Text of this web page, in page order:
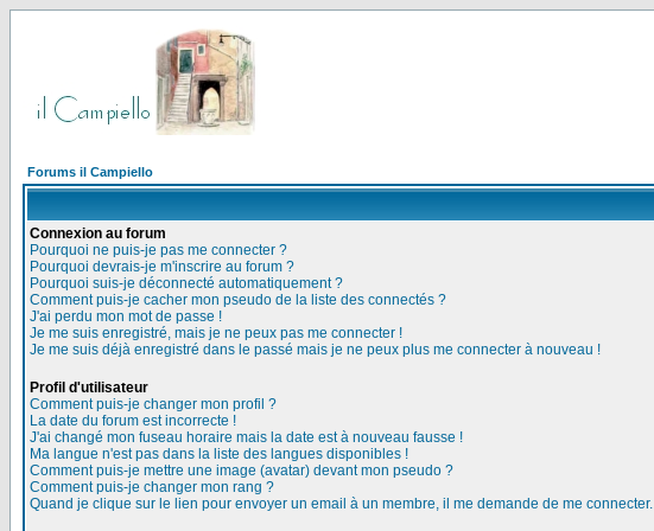
Forums il Campiello
Connexion au forum
Pourquoi ne puis-je pas me connecter ?
Pourquoi devrais-je m'inscrire au forum ?
Pourquoi suis-je déconnecté automatiquement ?
Comment puis-je cacher mon pseudo de la liste des connectés ?
J'ai perdu mon mot de passe !
Je me suis enregistré, mais je ne peux pas me connecter !
Je me suis déjà enregistré dans le passé mais je ne peux plus me connecter à nouveau !
Profil d'utilisateur
Comment puis-je changer mon profil ?
La date du forum est incorrecte !
J'ai changé mon fuseau horaire mais la date est à nouveau fausse !
Ma langue n'est pas dans la liste des langues disponibles !
Comment puis-je mettre une image (avatar) devant mon pseudo ?
Comment puis-je changer mon rang ?
Quand je clique sur le lien pour envoyer un email à un membre, il me demande de me connecter.